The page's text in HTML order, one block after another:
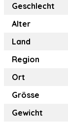
Geschlecht
Alter
Land
Region
Ort
Grösse
Gewicht